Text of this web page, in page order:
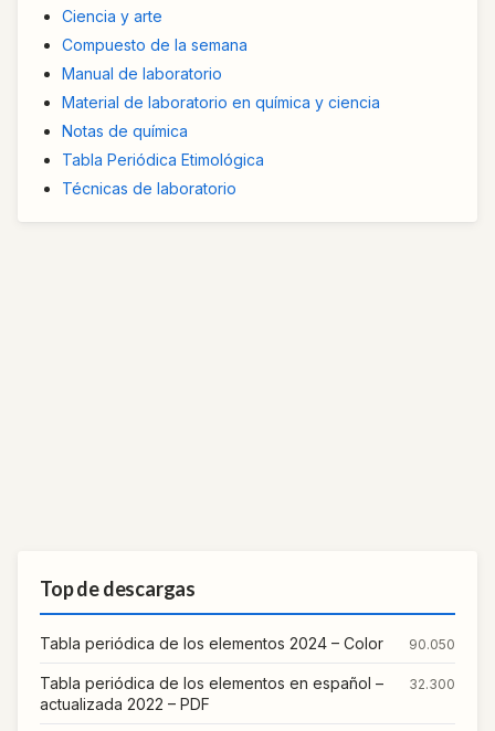
Ciencia y arte
Compuesto de la semana
Manual de laboratorio
Material de laboratorio en química y ciencia
Notas de química
Tabla Periódica Etimológica
Técnicas de laboratorio
Top de descargas
Tabla periódica de los elementos 2024 – Color 90.050
Tabla periódica de los elementos en español –
actualizada 2022 – PDF
32.300